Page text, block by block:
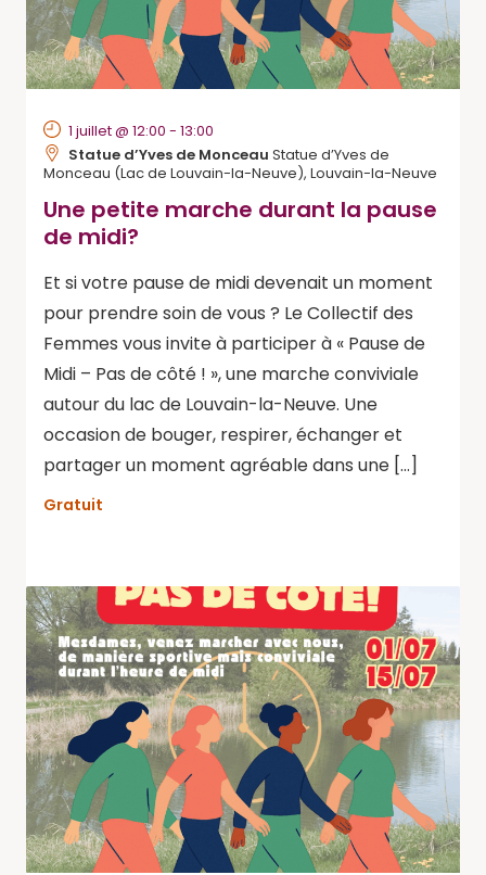
Une petite marche durant la pause
de midi?
1 juillet @ 12:00 - 13:00
Statue d’Yves de Monceau Statue d’Yves de
Monceau (Lac de Louvain-la-Neuve), Louvain-la-Neuve
Et si votre pause de midi devenait un moment
pour prendre soin de vous ? Le Collectif des
Femmes vous invite à participer à « Pause de
Midi – Pas de côté ! », une marche conviviale
autour du lac de Louvain-la-Neuve. Une
occasion de bouger, respirer, échanger et
partager un moment agréable dans une […]
Gratuit